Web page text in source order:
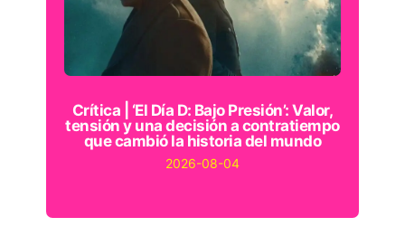
Crítica | ‘El Día D: Bajo Presión’: Valor,
tensión y una decisión a contratiempo
que cambió la historia del mundo
2026-08-04